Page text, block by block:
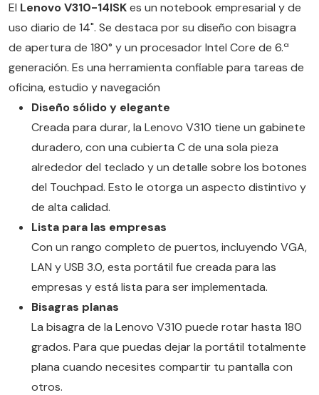
El Lenovo V310-14ISKes un notebook empresarial y de
uso diario de 14". Se destaca por su diseño con bisagra
de apertura de 180° y un procesador Intel Core de 6.ª
generación. Es una herramienta confiable para tareas de
oficina, estudio y navegación
Diseño sólido y elegante
Creada para durar, la Lenovo V310 tiene un gabinete
duradero, con una cubierta C de una sola pieza
alrededor del teclado y un detalle sobre los botones
del Touchpad. Esto le otorga un aspecto distintivo y
de alta calidad.
Lista para las empresas
Con un rango completo de puertos, incluyendo VGA,
LAN y USB 3.0, esta portátil fue creada para las
empresas y está lista para ser implementada.
Bisagras planas
La bisagra de la Lenovo V310 puede rotar hasta 180
grados. Para que puedas dejar la portátil totalmente
plana cuando necesites compartir tu pantalla con
otros.